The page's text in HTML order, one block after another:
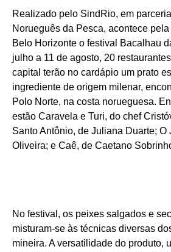
Realizado pelo SindRio, em
Norueguês da Pesca, acontece
Belo Horizonte o festival Bacalhau
julho a 11 de agosto, 20
capital terão no cardápio um prato
ingrediente de origem milenar,
Polo Norte, na costa norueguesa.
estão Caravela e Turi, do chef
Santo Antônio, de Juliana Duarte; O
Oliveira; e Caê, de Caetano
No festival, os peixes salgados e
misturam-se às técnicas diversas
mineira. A versatilidade do produto,